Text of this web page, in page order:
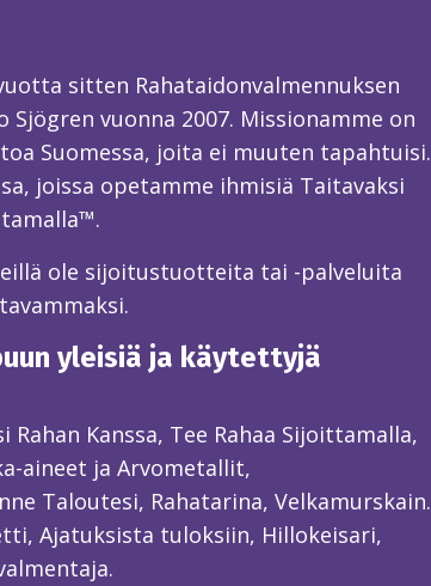
sitten Rahataidonvalmennuksen
vuonna 2007. Missionamme on
Suomessa, joita ei muuten tapahtuisi.
joissa opetamme ihmisiä Taitavaksi
ole sijoitustuotteita tai -palveluita
yleisiä ja käytettyjä
Kanssa, Tee Rahaa Sijoittamalla,
aineet ja Arvometallit,
Taloutesi, Rahatarina, Velkamurskain.
Ajatuksista tuloksiin, Hillokeisari,